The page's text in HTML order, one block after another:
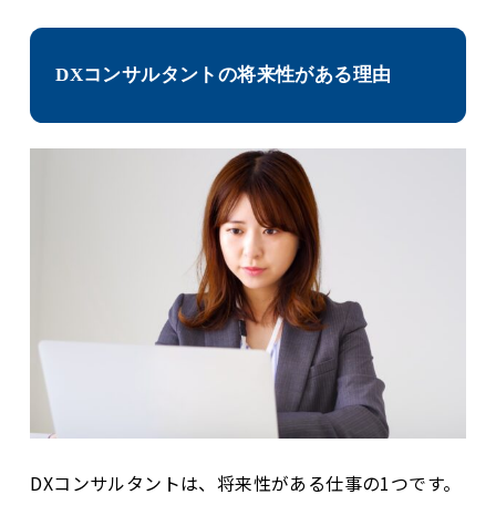
DXコンサルタントの将来性がある理由
DXコンサルタントは、将来性がある仕事の1つです。